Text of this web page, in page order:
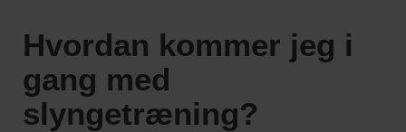
Hvordan kommer jeg i
gang med
slyngetræning?